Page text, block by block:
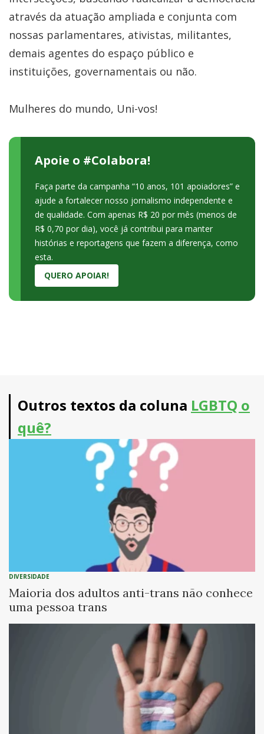
através da atuação ampliada e conjunta com
nossas parlamentares, ativistas, militantes,
demais agentes do espaço público e
instituições, governamentais ou não.
Mulheres do mundo, Uni-vos!
Apoie o #Colabora!
Faça parte da campanha “10 anos, 101 apoiadores” e
ajude a fortalecer nosso jornalismo independente e
de qualidade. Com apenas R$ 20 por mês (menos de
R$ 0,70 por dia), você já contribui para manter
histórias e reportagens que fazem a diferença, como
esta.
QUERO APOIAR!
Outros textos da coluna LGBTQ o
quê?
DIVERSIDADE
Maioria dos adultos anti-trans não conhece
uma pessoa trans